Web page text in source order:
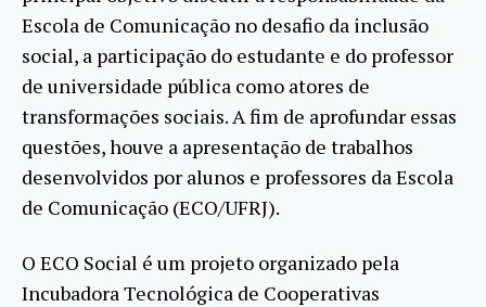
Escola de Comunicação no desafio da inclusão
social, a participação do estudante e do professor
de universidade pública como atores de
transformações sociais. A fim de aprofundar essas
questões, houve a apresentação de trabalhos
desenvolvidos por alunos e professores da Escola
de Comunicação (ECO/UFRJ).
O ECO Social é um projeto organizado pela
Incubadora Tecnológica de Cooperativas